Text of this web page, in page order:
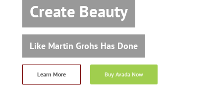
Create Beauty
Like Martin Grohs Has Done
Learn More Buy Avada Now